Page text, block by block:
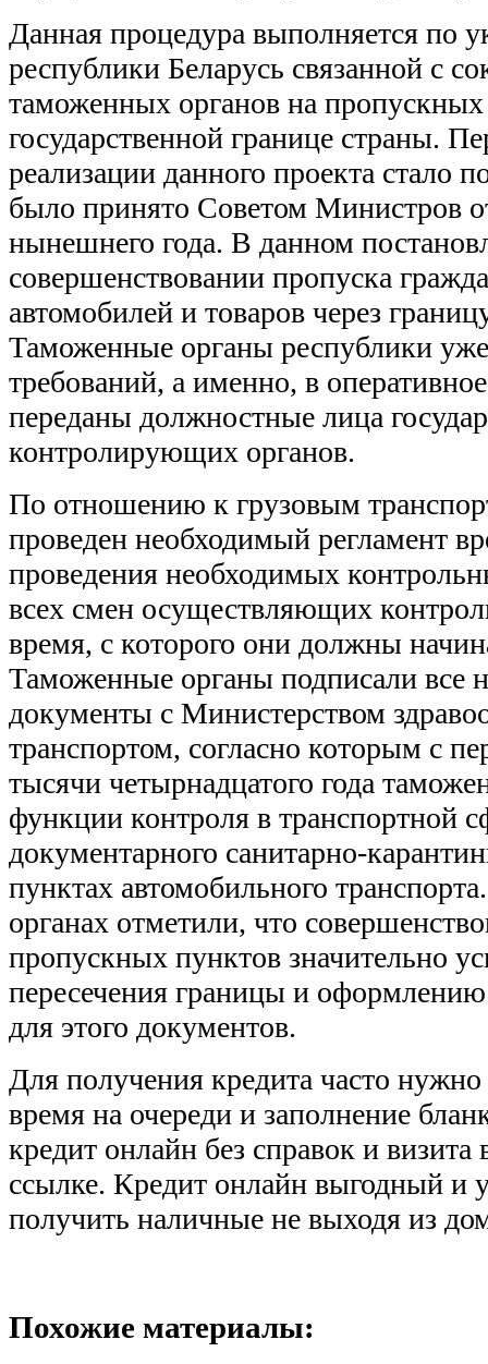
Данная процедура выполняется по
республики Беларусь связанной с
таможенных органов на
государственной границе страны.
реализации данного проекта стало
было принято Советом Министров
нынешнего года. В данном
совершенствовании пропуска
автомобилей и товаров через
Таможенные органы республики
требований, а именно, в
переданы должностные лица
контролирующих органов.
По отношению к грузовым
проведен необходимый регламент
проведения необходимых
всех смен осуществляющих
время, с которого они должны
Таможенные органы подписали все
документы с Министерством
транспортом, согласно которым с
тысячи четырнадцатого года
функции контроля в транспортной
документарного санитарно-
пунктах автомобильного
органах отметили, что
пропускных пунктов значительно
пересечения границы и
для этого документов.
Для получения кредита часто нужно
время на очереди и заполнение
кредит онлайн без справок и
ссылке. Кредит онлайн выгодный и
получить наличные не выходя из
Похожие материалы: